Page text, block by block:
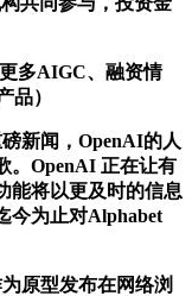
多AIGC、融资情
品）
新闻，OpenAI的人
。OpenAI 正在让有
能将以更及时的信息
今为止对Alphabet
原型发布在网络浏